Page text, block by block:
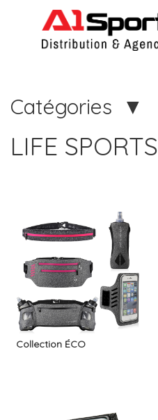
Catégories
LIFE
Collection ÉCO